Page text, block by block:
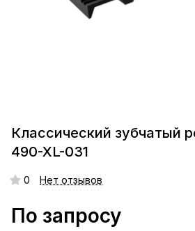
Классический зубчатый
490-XL-031
0 Нет отзывов
По запросу